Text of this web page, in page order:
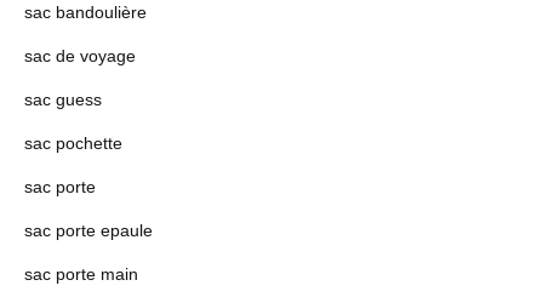
sac bandoulière
sac de voyage
sac guess
sac pochette
sac porte
sac porte epaule
sac porte main